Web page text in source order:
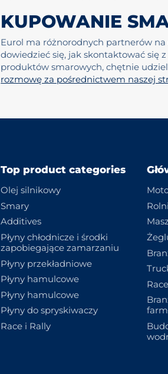
KUPOWANIE
Eurol ma różnorodnych partnerów
dowiedzieć się, jak skontaktować się
produktów smarowych, chętnie
rozmowę za pośrednictwem naszej
Top product categories
Olej silnikowy
Smary
Additives
Płyny chłodnicze i środki
zapobiegające zamarzaniu
Płyny przekładniowe
Płyny hamulcowe
Płyny hamulcowe
Płyny do spryskiwaczy
Race i Rally